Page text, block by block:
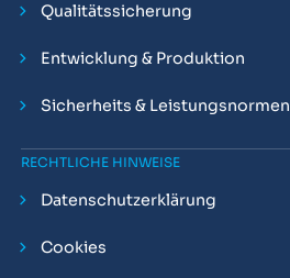
Qualitätssicherung
Entwicklung & Produktion
Sicherheits & Leistungsnormen
RECHTLICHE HINWEISE
Datenschutzerklärung
Cookies